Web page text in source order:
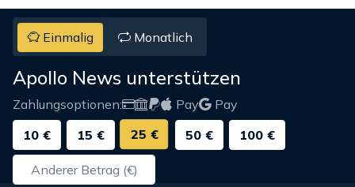
Einmalig Monatlich
Apollo News unterstützen
Zahlungsoptionen: Pay
Pay
10 €
15 € 25 € 50 € 100 €